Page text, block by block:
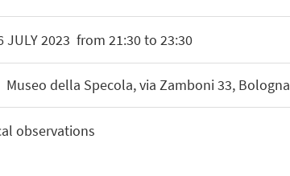
JULY2023 from 21:30 to 23:30
Museo della Specola, via Zamboni 33, Bologna
observations